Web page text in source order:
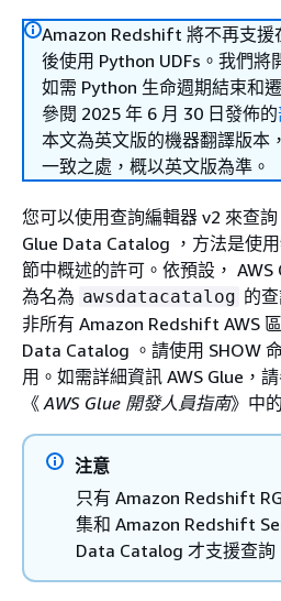
Amazon Redshift 將不再支援
後使用 Python UDFs。我們將
如需 Python 生命週期結束和
參閱 2025 年 6 月 30 日發佈的
本文為英文版的機器翻譯版本
一致之處，概以英文版為準。
您可以使用查詢編輯器 v2 來查
Glue Data Catalog ，方法是使
節中概述的許可。依預設，
為名為 awsdatacatalog 的
非所有 Amazon Redshift AWS
Data Catalog 。請使用 SHOW
用。如需詳細資訊 AWS Glue，
《AWS Glue 開發人員指南》中
注意
只有 Amazon Redshift
集和 Amazon Redshift
Data Catalog 才支援查詢